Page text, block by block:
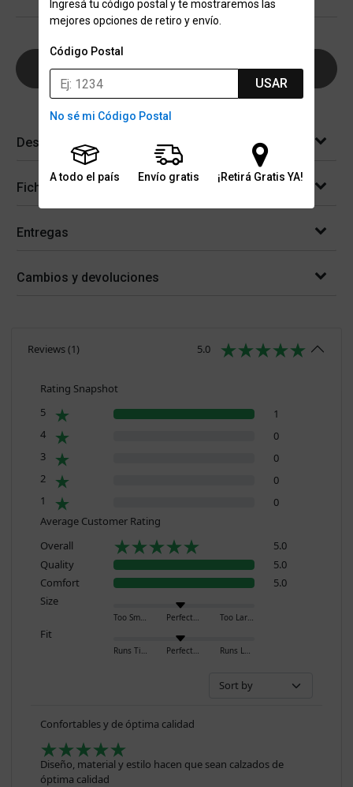
Ingresá tu código postal y te mostraremos las
mejores opciones de retiro y envío.
Código Postal
USAR
No sé mi Código Postal
A todo el país Envío gratis ¡Retirá Gratis YA!
AGREGAR AL CARRITO
Descripción
Ficha técnica
Entregas
Cambios y devoluciones
Reviews(1) 5.0
Rating Snapshot
5
1
4
0
3
0
2
0
1
0
Average Customer Rating
Overall
5.0
Quality
5.0
Comfort
5.0
Size
Too Small Perfect Too Large
Fit
Runs Tight Perfect Runs Loose
Confortables y de óptima calidad
Diseño, material y estilo hacen que sean calzados de
óptima calidad